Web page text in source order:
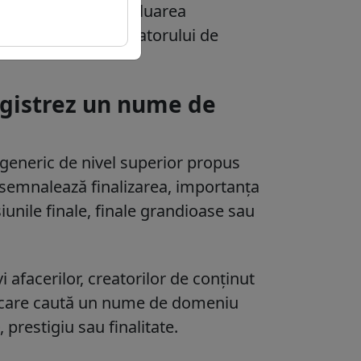
proces implică evaluarea
financiare a operatorului de
un nume de
de nivel superior propus
finalizarea, importanța
finale, finale grandioase sau
afacerilor, creatorilor de conținut
caută un nume de domeniu
prestigiu sau finalitate.